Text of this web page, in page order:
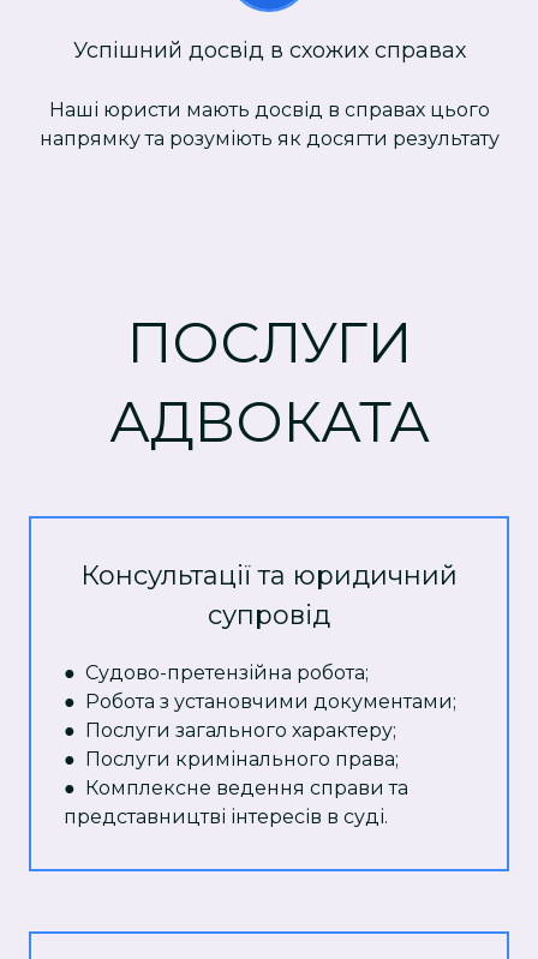
Успішний досвід в схожих справах
Наші юристи мають досвід в справах цього
напрямку та розуміють як досягти результату
ПОСЛУГИ
АДВОКАТА
Консультації та юридичний
супровід
● Судово-претензійна робота;
● Робота з установчими документами;
● Послуги загального характеру;
● Послуги кримінального права;
● Комплексне ведення справи та
представництві інтересів в суді.